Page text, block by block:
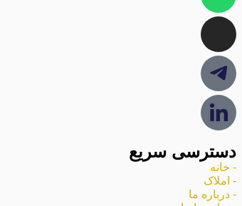
دسترسی سریع
- خانه
- املاک
- درباره ما